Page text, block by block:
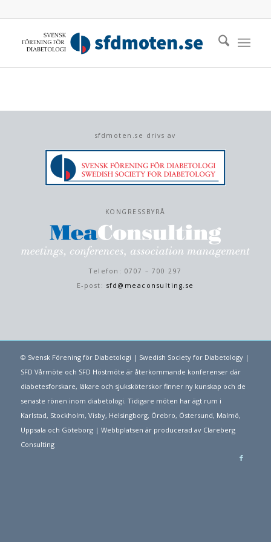
sfdmoten.se drivs av
KONGRESSBYRÅ
Telefon: 0707 – 700 297
E-post: sfd@meaconsulting.se
© Svensk Förening för Diabetologi | Swedish Society for Diabetology |
SFD Vårmöte och SFD Höstmöte är återkommande konferenser där
diabetesforskare, läkare och sjuksköterskor finner ny kunskap och de
senaste rönen inom diabetologi. Tidigare möten har ägt rum i
Karlstad, Stockholm, Visby, Helsingborg, Örebro, Östersund, Malmö,
Uppsala och Göteborg | Webbplatsen är producerad av Clareberg
Consulting